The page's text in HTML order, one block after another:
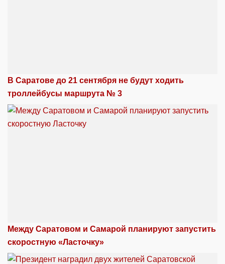
В Саратове до 21 сентября не будут ходить
троллейбусы маршрута № 3
Между Саратовом и Самарой планируют запустить
скоростную «Ласточку»